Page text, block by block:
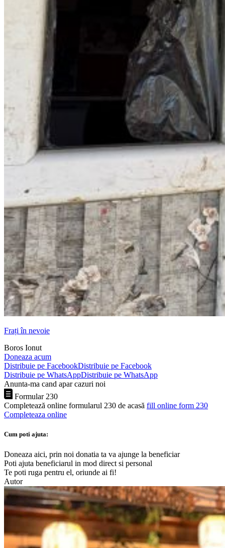
Frați în nevoie
Boros Ionut
Doneaza acum
Distribuie pe FacebookDistribuie pe Facebook
Distribuie pe WhatsAppDistribuie pe WhatsApp
Anunta-ma cand apar cazuri noi
Formular 230
Completează online formularul 230 de acasă fill online form 230
Completeaza online
Cum poti ajuta:
Doneaza aici, prin noi donatia ta va ajunge la beneficiar
Poti ajuta beneficiarul in mod direct si personal
Te poti ruga pentru el, oriunde ai fi!
Autor